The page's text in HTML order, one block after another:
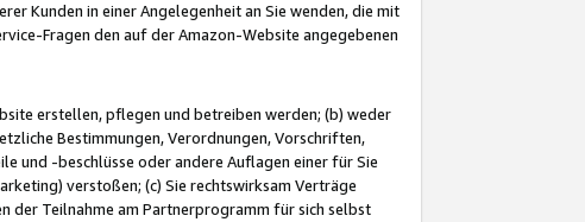
Kunden in einer Angelegenheit an Sie wenden, die mit
Fragen den auf der Amazon-Website angegebenen
erstellen, pflegen und betreiben werden; (b) weder
Bestimmungen, Verordnungen, Vorschriften,
und -beschlüsse oder andere Auflagen einer für Sie
verstoßen; (c) Sie rechtswirksam Verträge
der Teilnahme am Partnerprogramm für sich selbst